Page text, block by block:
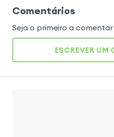
Comentários
Seja o primeiro a
ESCREVER UM